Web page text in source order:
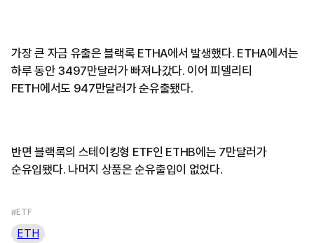
가장 큰 자금 유출은 블랙록 ETHA에서 발생했다. ETHA에서는
하루 동안 3497만달러가 빠져나갔다. 이어 피델리티
FETH에서도 947만달러가 순유출됐다.
반면 블랙록의 스테이킹형 ETF인 ETHB에는 7만달러가
순유입됐다. 나머지 상품은 순유출입이 없었다.
#ETF
ETH